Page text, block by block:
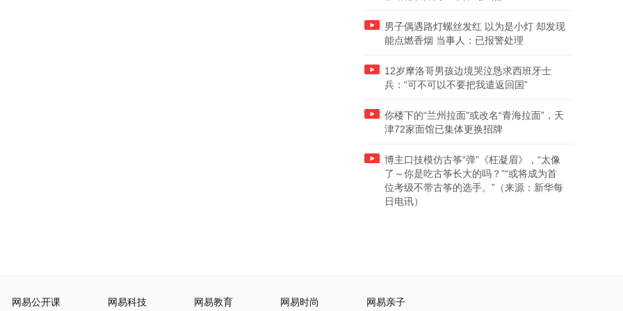
男子偶遇路灯螺丝发红 以为是小灯 却发现
能点燃香烟 当事人：已报警处理
12岁摩洛哥男孩边境哭泣恳求西班牙士
兵：“可不可以不要把我遣返回国”
你楼下的“兰州拉面”或改名“青海拉面”，天
津72家面馆已集体更换招牌
博主口技模仿古筝“弹”《枉凝眉》，“太像
了～你是吃古筝长大的吗？”“或将成为首
位考级不带古筝的选手。”（来源：新华每
日电讯）
网易公开课 网易科技 网易教育 网易时尚 网易亲子